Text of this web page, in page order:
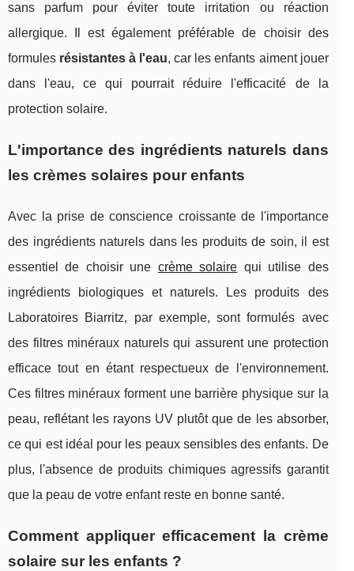
sans parfum pour éviter toute irritation ou réaction
allergique. Il est également préférable de choisir des
formules résistantes à l'eau, car les enfants aiment jouer
dans l'eau, ce qui pourrait réduire l'efficacité de la
protection solaire.
L'importance des ingrédients naturels dans
les crèmes solaires pour enfants
Avec la prise de conscience croissante de l'importance
des ingrédients naturels dans les produits de soin, il est
essentiel de choisir une crème solaire qui utilise des
ingrédients biologiques et naturels. Les produits des
Laboratoires Biarritz, par exemple, sont formulés avec
des filtres minéraux naturels qui assurent une protection
efficace tout en étant respectueux de l'environnement.
Ces filtres minéraux forment une barrière physique sur la
peau, reflétant les rayons UV plutôt que de les absorber,
ce qui est idéal pour les peaux sensibles des enfants. De
plus, l'absence de produits chimiques agressifs garantit
que la peau de votre enfant reste en bonne santé.
Comment appliquer efficacement la crème
solaire sur les enfants ?